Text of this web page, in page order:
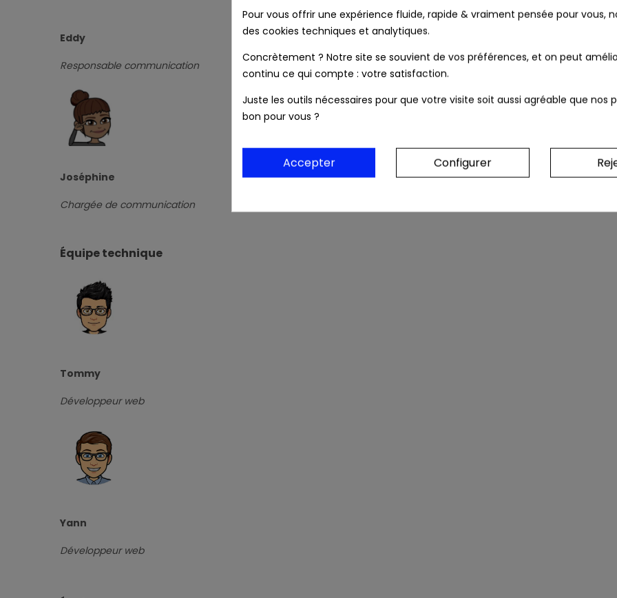
Eddy
Responsable communication
Joséphine
Chargée de communication
Équipe technique
Tommy
Développeur web
Yann
Développeur web
Pour vous offrir une expérience fluide, rapide & vraiment pensée pour vous,
des cookies techniques et analytiques.
Concrètement ? Notre site se souvient de vos préférences, et on peut
continu ce qui compte : votre satisfaction.
Juste les outils nécessaires pour que votre visite soit aussi agréable que nos
bon pour vous ?
Accepter Configurer